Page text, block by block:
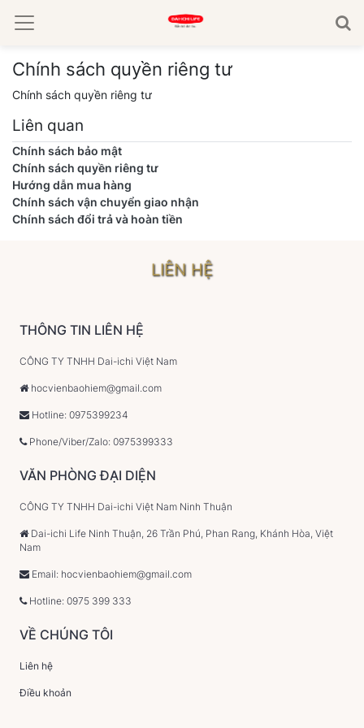
Chính sách quyền riêng tư
Chính sách quyền riêng tư
Liên quan
Chính sách bảo mật
Chính sách quyền riêng tư
Hướng dẫn mua hàng
Chính sách vận chuyển giao nhận
Chính sách đổi trả và hoàn tiền
LIÊN HỆ
THÔNG TIN LIÊN HỆ
CÔNG TY TNHH Dai-ichi Việt Nam
hocvienbaohiem@gmail.com
Hotline: 0975399234
Phone/Viber/Zalo: 0975399333
VĂN PHÒNG ĐẠI DIỆN
CÔNG TY TNHH Dai-ichi Việt Nam Ninh Thuận
Dai-ichi Life Ninh Thuận, 26 Trần Phú, Phan Rang, Khánh Hòa, Việt
Nam
Email: hocvienbaohiem@gmail.com
Hotline: 0975 399 333
VỀ CHÚNG TÔI
Liên hệ
Điều khoản